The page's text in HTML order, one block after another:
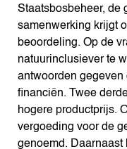
Staatsbosbeheer, de
samenwerking krijgt
beoordeling. Op de
natuurinclusiever te
antwoorden gegeven
financiën. Twee
hogere productprijs.
vergoeding voor de
genoemd. Daarnaast